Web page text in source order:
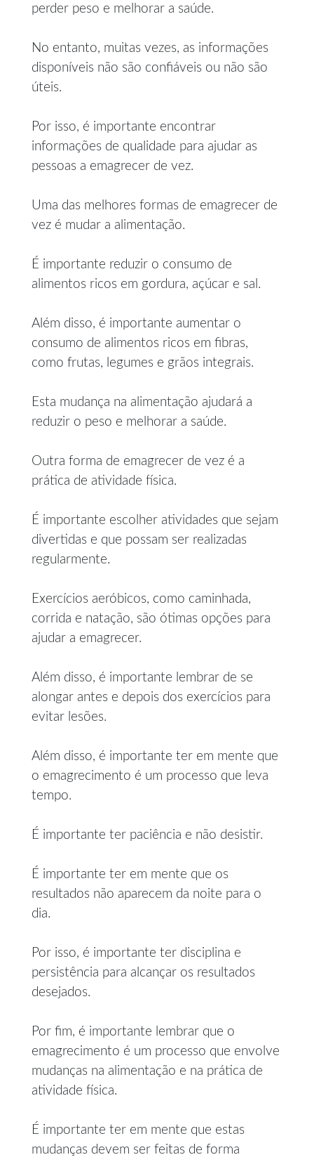
perder peso e melhorar a saúde.
No entanto, muitas vezes, as informações
disponíveis não são confiáveis ou não são
úteis.
Por isso, é importante encontrar
informações de qualidade para ajudar as
pessoas a emagrecer de vez.
Uma das melhores formas de emagrecer de
vez é mudar a alimentação.
É importante reduzir o consumo de
alimentos ricos em gordura, açúcar e sal.
Além disso, é importante aumentar o
consumo de alimentos ricos em fibras,
como frutas, legumes e grãos integrais.
Esta mudança na alimentação ajudará a
reduzir o peso e melhorar a saúde.
Outra forma de emagrecer de vez é a
prática de atividade física.
É importante escolher atividades que sejam
divertidas e que possam ser realizadas
regularmente.
Exercícios aeróbicos, como caminhada,
corrida e natação, são ótimas opções para
ajudar a emagrecer.
Além disso, é importante lembrar de se
alongar antes e depois dos exercícios para
evitar lesões.
Além disso, é importante ter em mente que
o emagrecimento é um processo que leva
tempo.
É importante ter paciência e não desistir.
É importante ter em mente que os
resultados não aparecem da noite para o
dia.
Por isso, é importante ter disciplina e
persistência para alcançar os resultados
desejados.
Por fim, é importante lembrar que o
emagrecimento é um processo que envolve
mudanças na alimentação e na prática de
atividade física.
É importante ter em mente que estas
mudanças devem ser feitas de forma